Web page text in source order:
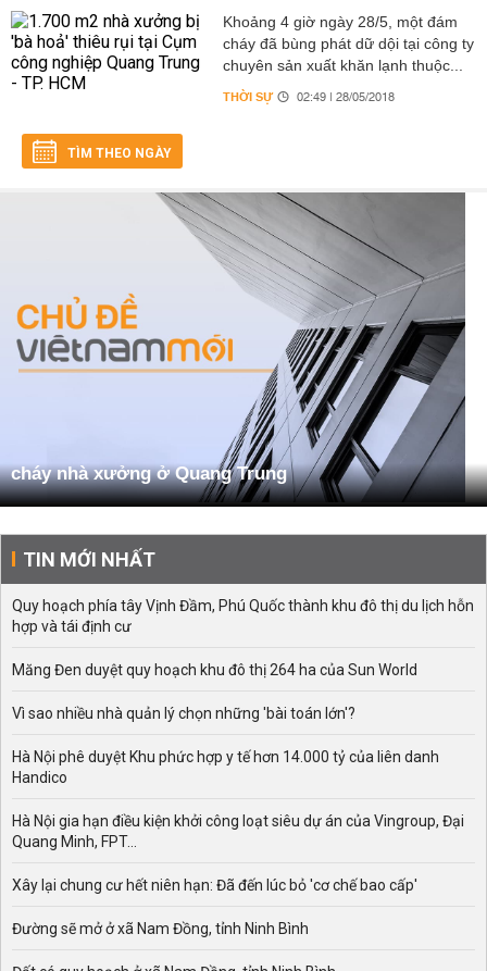
Khoảng 4 giờ ngày 28/5, một đám
cháy đã bùng phát dữ dội tại công ty
chuyên sản xuất khăn lạnh thuộc...
THỜI SỰ 02:49 | 28/05/2018
TÌM THEO NGÀY
cháy nhà xưởng ở Quang Trung
TIN MỚI NHẤT
Quy hoạch phía tây Vịnh Đầm, Phú Quốc thành khu đô thị du lịch hỗn
hợp và tái định cư
Măng Đen duyệt quy hoạch khu đô thị 264 ha của Sun World
Vì sao nhiều nhà quản lý chọn những 'bài toán lớn'?
Hà Nội phê duyệt Khu phức hợp y tế hơn 14.000 tỷ của liên danh
Handico
Hà Nội gia hạn điều kiện khởi công loạt siêu dự án của Vingroup, Đại
Quang Minh, FPT...
Xây lại chung cư hết niên hạn: Đã đến lúc bỏ 'cơ chế bao cấp'
Đường sẽ mở ở xã Nam Đồng, tỉnh Ninh Bình